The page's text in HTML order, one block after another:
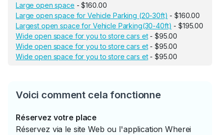
Large open space - $160.00
Large open space for Vehicle Parking (20-30ft) - $160.00
Largest open space for Vehicle Parking(30-40ft) - $195.00
Wide open space for you to store cars et- $95.00
Wide open space for you to store cars et- $95.00
Wide open space for you to store cars et- $95.00
Voici comment cela fonctionne
Réservez votre place
Réservez via le site Web ou l'application Wherei